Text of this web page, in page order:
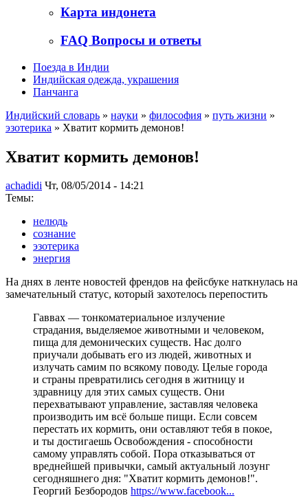
Карта индонета
FAQ Вопросы и ответы
Поезда в Индии
Индийская одежда, украшения
Панчанга
Индийский словарь » науки » философия » путь жизни »
эзотерика » Хватит кормить демонов!
Хватит кормить демонов!
achadidi Чт, 08/05/2014 - 14:21
Темы:
нелюдь
сознание
эзотерика
энергия
На днях в ленте новостей френдов на фейсбуке наткнулась на
замечательный статус, который захотелось перепостить
Гаввах — тонкоматериальное излучение
страдания, выделяемое животными и человеком,
пища для демонических существ. Нас долго
приучали добывать его из людей, животных и
излучать самим по всякому поводу. Целые города
и страны превратились сегодня в житницу и
здравницу для этих самых существ. Они
перехватывают управление, заставляя человека
производить им всё больше пищи. Если совсем
перестать их кормить, они оставляют тебя в покое,
и ты достигаешь Освобождения - способности
самому управлять собой. Пора отказываться от
вреднейшей привычки, самый актуальный лозунг
сегодняшнего дня: "Хватит кормить демонов!".
Георгий Безбородов https://www.facebook...